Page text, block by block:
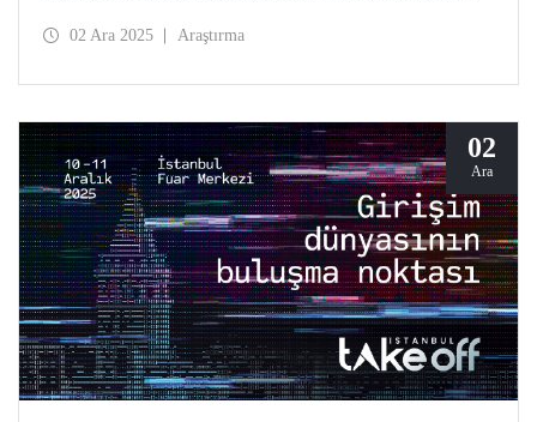
özeti gönderimi için son tarih 28 Şubat 2026!
02 Ara 2025 Araştırma
02
Ara